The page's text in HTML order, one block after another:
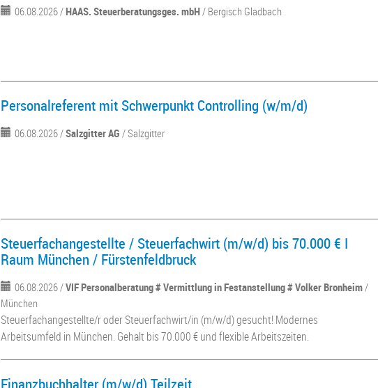
06.08.2026 /HAAS. Steuerberatungsges. mbH/ Bergisch Gladbach
Personalreferent mit Schwerpunkt Controlling (w/m/d)
06.08.2026 /Salzgitter AG / Salzgitter
Steuerfachangestellte / Steuerfachwirt (m/w/d) bis 70.000 € I
Raum München / Fürstenfeldbruck
06.08.2026 /VIF Personalberatung # Vermittlung in Festanstellung # Volker Bronheim/
München
Steuerfachangestellte/r oder Steuerfachwirt/in (m/w/d) gesucht! Modernes
Arbeitsumfeld in München. Gehalt bis 70.000 € und flexible Arbeitszeiten.
Finanzbuchhalter (m/w/d) Teilzeit